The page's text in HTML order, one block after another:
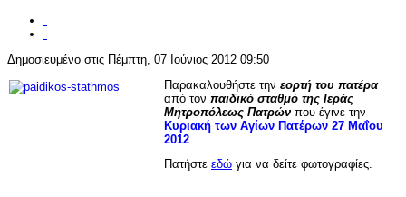
Δημοσιευμένο στις Πέμπτη, 07 Ιούνιος 2012 09:50
Παρακαλουθήστε την εορτή του πατέρα
από τον παιδικό σταθμό της Ιεράς
Μητροπόλεως Πατρών που έγινε την
Κυριακή των Αγίων Πατέρων 27 Μαΐου
2012
Πατήστε εδώ για να δείτε φωτογραφίες.